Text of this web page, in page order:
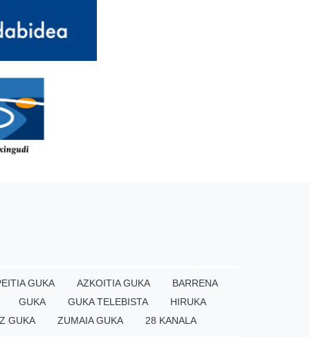
GUKA AZKOITIA GUKA
BARRENA
GUKA GUKA TELEBISTA
HIRUKA
GUKA ZUMAIA GUKA 28 KANALA